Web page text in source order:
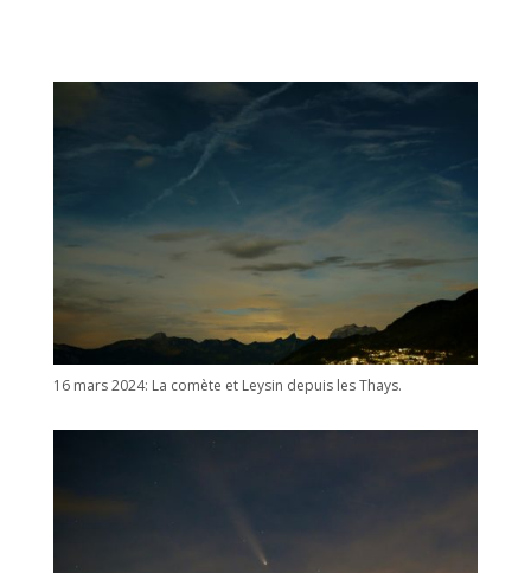
16 mars 2024: La comète et Leysin depuis les Thays.